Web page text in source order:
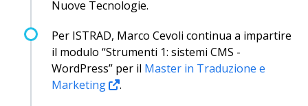
Nuove Tecnologie.
Per ISTRAD, Marco Cevoli continua a impartire
il modulo “Strumenti 1: sistemi CMS -
WordPress” per il Master in Traduzione e
Marketing
.